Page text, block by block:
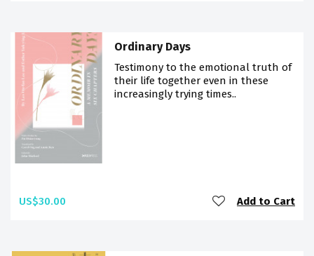
Ordinary Days
Testimony to the emotional truth of
their life together even in these
increasingly trying times..
US$30.00 Add to Cart